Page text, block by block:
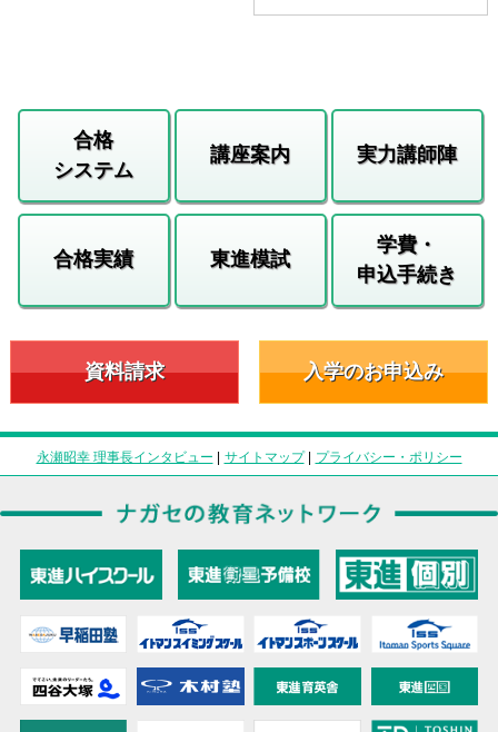
合格
システム
講座案内 実力講師陣
合格実績 東進模試
学費・
申込手続き
資料請求 入学のお申込み
永瀬昭幸 理事長インタビュー | サイトマップ| プライバシー・ポリシー